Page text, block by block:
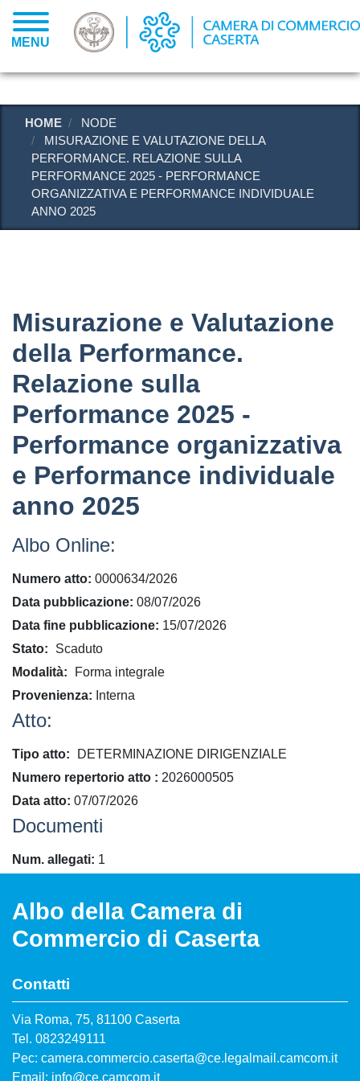
contenuto
MENU
HOME
NODE
MISURAZIONE E VALUTAZIONE DELLA
PERFORMANCE. RELAZIONE SULLA
PERFORMANCE 2025 - PERFORMANCE
ORGANIZZATIVA E PERFORMANCE INDIVIDUALE
ANNO 2025
Misurazione e Valutazione
della Performance.
Relazione sulla
Performance 2025 -
Performance organizzativa
e Performance individuale
anno 2025
Albo Online:
Numero atto 0000634/2026
Data pubblicazione 08/07/2026
Data fine pubblicazione 15/07/2026
Stato
Scaduto
Modalità
Forma integrale
Provenienza
Interna
Atto:
Tipo atto
DETERMINAZIONE DIRIGENZIALE
​Numero repertorio atto
2026000505
Data atto 07/07/2026
Documenti
Num. allegati 1
Albo della Camera di
Commercio di Caserta
Contatti
Via Roma, 75, 81100 Caserta
Tel. 0823249111
Pec: camera.commercio.caserta@ce.legalmail.camcom.it
Email: info@ce.camcom.it